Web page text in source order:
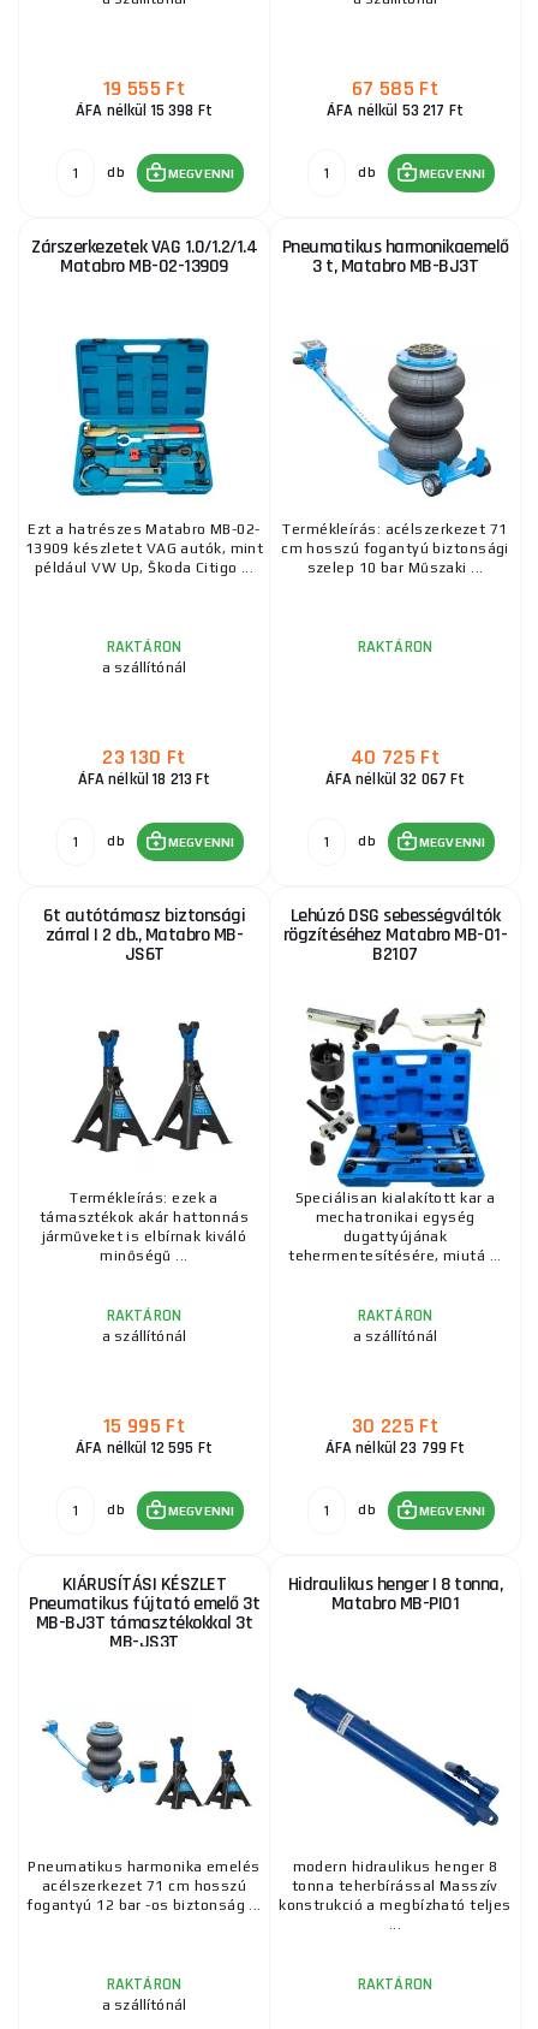
19 555 Ft
ÁFA nélkül 15 398 Ft
db MEGVENNI
67 585 Ft
ÁFA nélkül 53 217 Ft
db MEGVENNI
Zárszerkezetek VAG 1.0/1.2/1.4
Matabro MB-02-13909
Ezt a hatrészes Matabro MB-02-
13909 készletet VAG autók, mint
például VW Up, Škoda Citigo ...
RAKTÁRON
a szállítónál
23 130 Ft
ÁFA nélkül 18 213 Ft
db MEGVENNI
Pneumatikus harmonikaemelő
3 t, Matabro MB-BJ3T
Termékleírás: acélszerkezet 71
cm hosszú fogantyú biztonsági
szelep 10 bar Műszaki ...
RAKTÁRON
40 725 Ft
ÁFA nélkül 32 067 Ft
db MEGVENNI
6t autótámasz biztonsági
zárral | 2 db., Matabro MB-
JS6T
Termékleírás: ezek a
támasztékok akár hattonnás
járműveket is elbírnak kiváló
minőségű ...
RAKTÁRON
a szállítónál
15 995 Ft
ÁFA nélkül 12 595 Ft
db MEGVENNI
Lehúzó DSG sebességváltók
rögzítéséhez Matabro MB-01-
B2107
Speciálisan kialakított kar a
mechatronikai egység
dugattyújának
tehermentesítésére, miutá ...
RAKTÁRON
a szállítónál
30 225 Ft
ÁFA nélkül 23 799 Ft
db MEGVENNI
KIÁRUSÍTÁSI KÉSZLET
Pneumatikus fújtató emelő 3t
MB-BJ3T támasztékokkal 3t
MB-JS3T
Pneumatikus harmonika emelés
acélszerkezet 71 cm hosszú
fogantyú 12 bar -os biztonság ...
RAKTÁRON
a szállítónál
Hidraulikus henger | 8 tonna,
Matabro MB-PI01
modern hidraulikus henger 8
tonna teherbírással Masszív
konstrukció a megbízható teljes
...
RAKTÁRON